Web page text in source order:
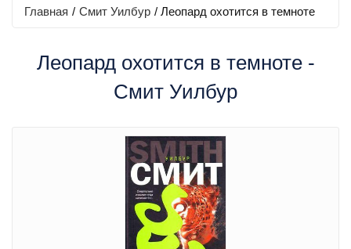
Главная / Смит Уилбур / Леопард охотится в темноте
Леопард охотится в темноте -
Смит Уилбур